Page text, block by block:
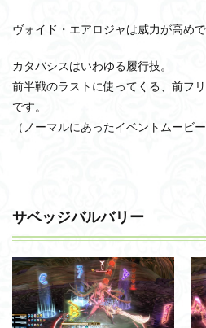
ヴォイド・エアロジャは威力が高めで
カタバシスはいわゆる履行技。
前半戦のラストに使ってくる、前フ
です。
（ノーマルにあったイベントムービ
サベッジバルバリー